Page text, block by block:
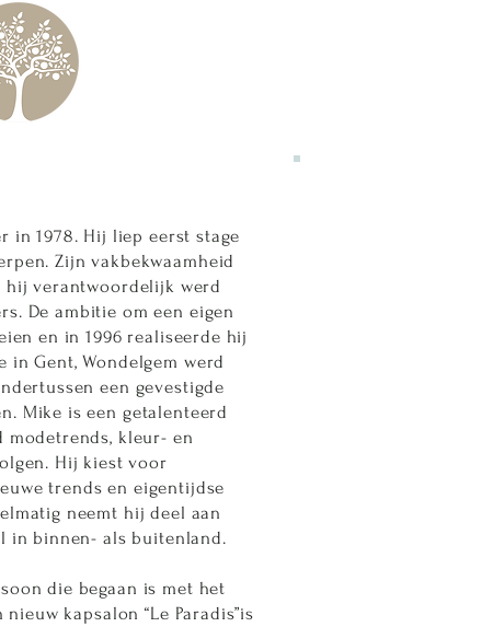
in 1978. Hij liep eerst stage
Zijn vakbekwaamheid
hij verantwoordelijk werd
De ambitie om een eigen
en in 1996 realiseerde hij
Gent, Wondelgem werd
een gevestigde
Mike is een getalenteerd
kleur- en
Hij kiest voor
trends en eigentijdse
neemt hij deel aan
in binnen- als buitenland.
die begaan is met het
kapsalon “Le Paradis”is